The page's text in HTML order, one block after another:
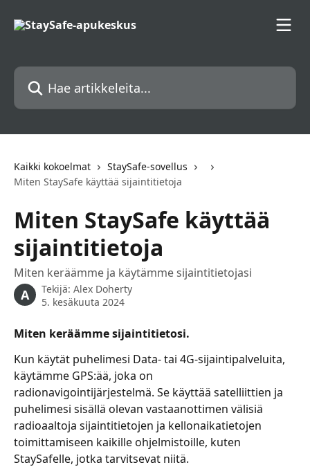
Hae artikkeleita...
Kaikki kokoelmat
StaySafe-sovellus
Miten StaySafe käyttää sijaintitietoja
Miten StaySafe käyttää
sijaintitietoja
Miten keräämme ja käytämme sijaintitietojasi
A Tekijä: Alex Doherty
5. kesäkuuta 2024
Miten keräämme sijaintitietosi.
Kun käytät puhelimesi Data- tai 4G-sijaintipalveluita,
käytämme GPS:ää, joka on
radionavigointijärjestelmä. Se käyttää satelliittien ja
puhelimesi sisällä olevan vastaanottimen välisiä
radioaaltoja sijaintitietojen ja kellonaikatietojen
toimittamiseen kaikille ohjelmistoille, kuten
StaySafelle, jotka tarvitsevat niitä.